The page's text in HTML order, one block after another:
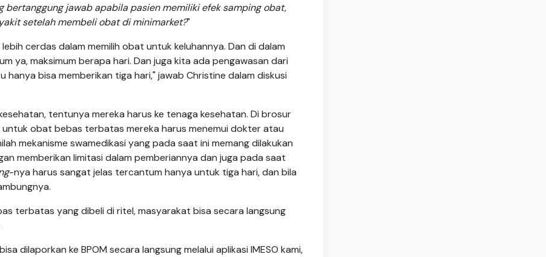
bertanggung jawab apabila pasien memiliki efek samping obat,
setelah membeli obat di minimarket?"
cerdas dalam memilih obat untuk keluhannya. Dan di dalam
ya, maksimum berapa hari. Dan juga kita ada pengawasan dari
hanya bisa memberikan tiga hari," jawab Christine dalam diskusi
tentunya mereka harus ke tenaga kesehatan. Di brosur
obat bebas terbatas mereka harus menemui dokter atau
mekanisme swamedikasi yang pada saat ini memang dilakukan
memberikan limitasi dalam pemberiannya dan juga pada saat
-nya harus sangat jelas tercantum hanya untuk tiga hari, dan bila
terbatas yang dibeli di ritel, masyarakat bisa secara langsung
dilaporkan ke BPOM secara langsung melalui aplikasi IMESO kami,